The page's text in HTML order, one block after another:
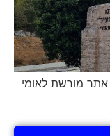
אתר מורשת לאומי